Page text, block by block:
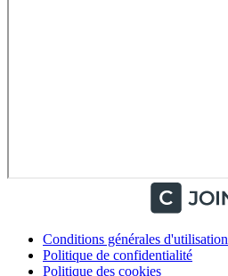
Conditions générales d'utilisation
Politique de confidentialité
Politique des cookies